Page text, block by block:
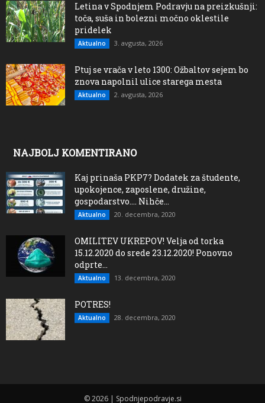
Letina v Spodnjem Podravju na preizkušnji:
toča, suša in bolezni močno oklestile
pridelek
Aktualno 3. avgusta, 2026
Ptuj se vrača v leto 1300: Ožbaltov sejem bo
znova napolnil ulice starega mesta
Aktualno 2. avgusta, 2026
NAJBOLJ KOMENTIRANO
Kaj prinaša PKP7? Dodatek za študente,
upokojence, zaposlene, družine,
gospodarstvo…. Nihče...
Aktualno 20. decembra, 2020
OMILITEV UKREPOV! Velja od torka
15.12.2020 do srede 23.12.2020! Ponovno
odprte...
Aktualno 13. decembra, 2020
POTRES!
Aktualno 28. decembra, 2020
© 2026 | Spodnjepodravje.si